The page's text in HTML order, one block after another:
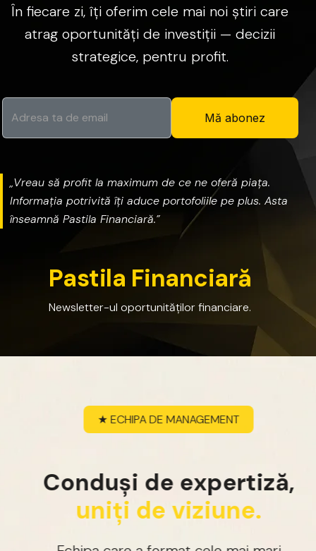
În fiecare zi, îți oferim cele mai noi știri care
atrag oportunități de investiții — decizii
strategice, pentru profit.
Mă abonez
„Vreau să profit la maximum de ce ne oferă piața.
Informația potrivită îți aduce portofoliile pe plus. Asta
înseamnă Pastila Financiară.”
Pastila Financiară
Newsletter-ul oportunităților financiare.
ECHIPADE MANAGEMENT
ondușid ee xpertiză,
nițid ev iziune.